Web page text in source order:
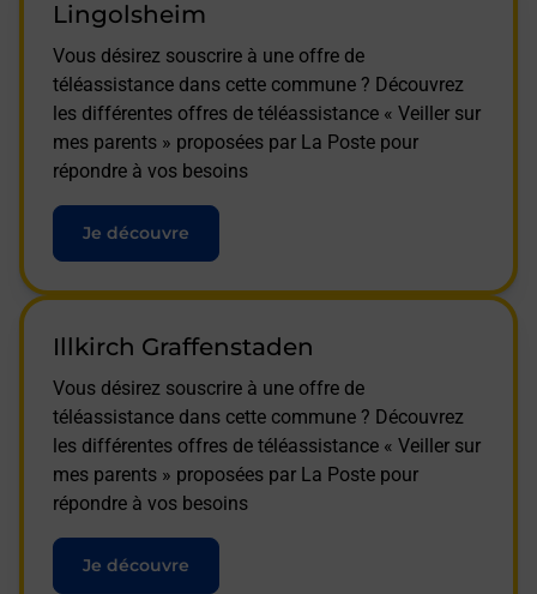
Lingolsheim
Vous désirez souscrire à une offre de
téléassistance dans cette commune ? Découvrez
les différentes offres de téléassistance « Veiller sur
mes parents » proposées par La Poste pour
répondre à vos besoins
Je découvre
Illkirch Graffenstaden
Vous désirez souscrire à une offre de
téléassistance dans cette commune ? Découvrez
les différentes offres de téléassistance « Veiller sur
mes parents » proposées par La Poste pour
répondre à vos besoins
Je découvre